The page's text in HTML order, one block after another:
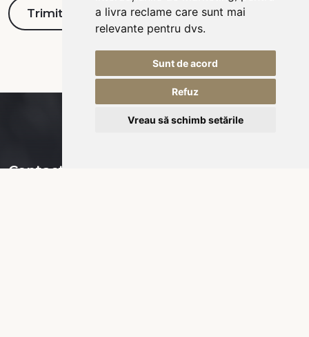
a livra reclame care sunt mai
relevante pentru dvs.
Sunt de acord
Refuz
Vreau să schimb setările
Contact